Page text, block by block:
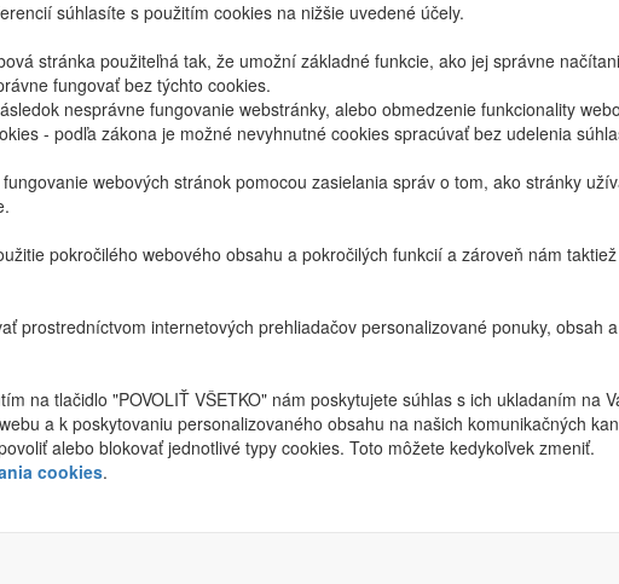
súhlasíte s použitím cookies na nižšie uvedené účely.
stránka použiteľná tak, že umožní základné funkcie, ako jej správne
fungovať bez týchto cookies.
nesprávne fungovanie webstránky, alebo obmedzenie funkcionality
- podľa zákona je možné nevyhnutné cookies spracúvať bez udelenia
webových stránok pomocou zasielania správ o tom, ako stránky
pokročilého webového obsahu a pokročilých funkcií a zároveň nám
prostredníctvom internetových prehliadačov personalizované ponuky, obsah
na tlačidlo "POVOLIŤ VŠETKO" nám poskytujete súhlas s ich ukladaním na
a k poskytovaniu personalizovaného obsahu na našich komunikačných
alebo blokovať jednotlivé typy cookies. Toto môžete kedykoľvek zmeniť.
cookies.